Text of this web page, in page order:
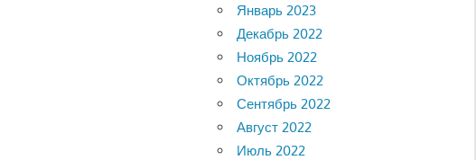
Январь 2023
Декабрь 2022
Ноябрь 2022
Октябрь 2022
Сентябрь 2022
Август 2022
Июль 2022